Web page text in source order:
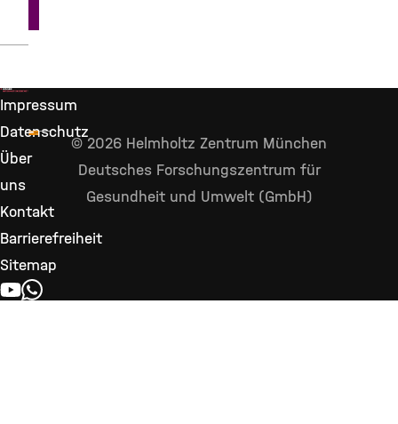
Impressum
Datenschutz
Über
uns
Kontakt
Barrierefreiheit
Sitemap
YOUTUBE
WHATSAPP
© 2026 Helmholtz Zentrum München
Deutsches Forschungszentrum für
Gesundheit und Umwelt (GmbH)